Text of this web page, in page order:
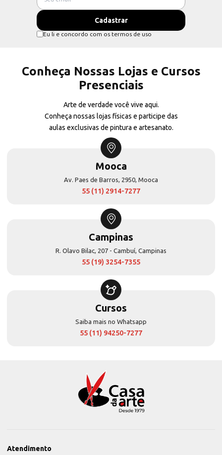
Eu li e concordo com os termos de uso
Conheça Nossas Lojas e Cursos
Presenciais
Arte de verdade você vive aqui.
Conheça nossas lojas físicas e participe das
aulas exclusivas de pintura e artesanato.
Mooca
Av. Paes de Barros, 2950, Mooca
55 (11) 2914-7277
Campinas
R. Olavo Bilac, 207 - Cambuí, Campinas
55 (19) 3254-7355
Cursos
Saiba mais no Whatsapp
55 (11) 94250-7277
Atendimento